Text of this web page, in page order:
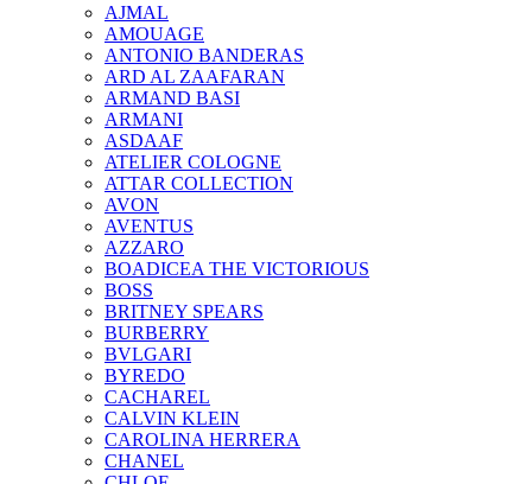
AJMAL
AMOUAGE
ANTONIO BANDERAS
ARD AL ZAAFARAN
ARMAND BASI
ARMANI
ASDAAF
ATELIER COLOGNE
ATTAR COLLECTION
AVON
AVENTUS
AZZARO
BOADICEA THE VICTORIOUS
BOSS
BRITNEY SPEARS
BURBERRY
BVLGARI
BYREDO
CACHAREL
CALVIN KLEIN
CAROLINA HERRERA
CHANEL